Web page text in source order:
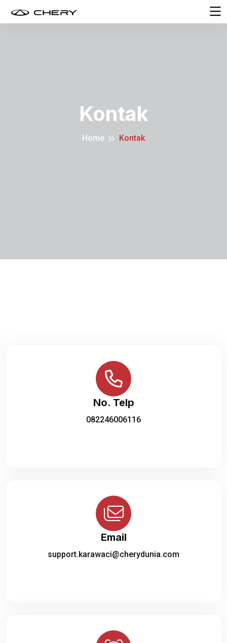
Kontak
Home Kontak
No. Telp
082246006116
Email
support.karawaci@cherydunia.com